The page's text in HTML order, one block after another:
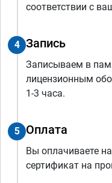
соответствии с
4 Запись
Записываем в
лицензионным
1-3 часа.
5 Оплата
Вы оплачиваете
сертификат на